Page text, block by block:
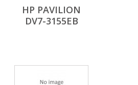
HP PAVILION
DV7-3155EB